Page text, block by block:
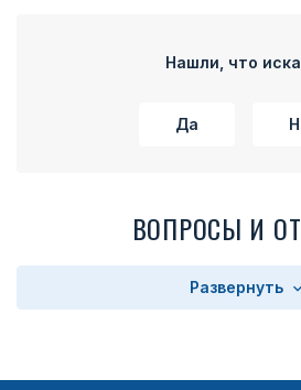
Нашли, что
Да
ВОПРОСЫ И
Развернуть